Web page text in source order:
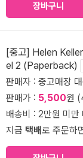
장바구니
[중고] Helen
el 2 (Paperback)
판매자 : 중고매장
판매가 : 5,500원
배송비 : 2만원 미
지금 택배로 주문하